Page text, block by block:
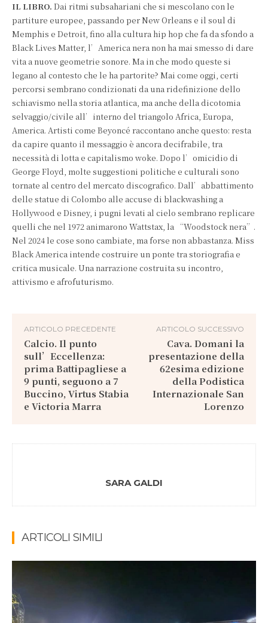
IL LIBRO. Dai ritmi subsahariani che si mescolano con le
partiture europee, passando per New Orleans e il soul di
Memphis e Detroit, fino alla cultura hip hop che fa da sfondo a
Black Lives Matter, l’America nera non ha mai smesso di dare
vita a nuove geometrie sonore. Ma in che modo queste si
legano al contesto che le ha partorite? Mai come oggi, certi
percorsi sembrano condizionati da una ridefinizione dello
schiavismo nella storia atlantica, ma anche della dicotomia
selvaggio/civile all’interno del triangolo Africa, Europa,
America. Artisti come Beyoncé raccontano anche questo: resta
da capire quanto il messaggio è ancora decifrabile, tra
necessità di lotta e capitalismo woke. Dopo l’omicidio di
George Floyd, molte suggestioni politiche e culturali sono
tornate al centro del mercato discografico. Dall’abbattimento
delle statue di Colombo alle accuse di blackwashing a
Hollywood e Disney, i pugni levati al cielo sembrano replicare
quelli che nel 1972 animarono Wattstax, la “Woodstock nera”.
Nel 2024 le cose sono cambiate, ma forse non abbastanza. Miss
Black America intende costruire un ponte tra storiografia e
critica musicale. Una narrazione costruita su incontro,
attivismo e afrofuturismo.
ARTICOLO PRECEDENTE
Calcio. Il punto
sull’Eccellenza:
prima Battipagliese a
9 punti, seguono a 7
Buccino, Virtus Stabia
e Victoria Marra
ARTICOLO SUCCESSIVO
Cava. Domani la
presentazione della
62esima edizione
della Podistica
Internazionale San
Lorenzo
SARA GALDI
ARTICOLI SIMILI